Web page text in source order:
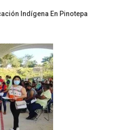
Indígena En Pinotepa